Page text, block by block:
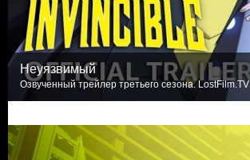
Неуязвимый
Озвученный трейлер третьего сезона. LostFilm.TV